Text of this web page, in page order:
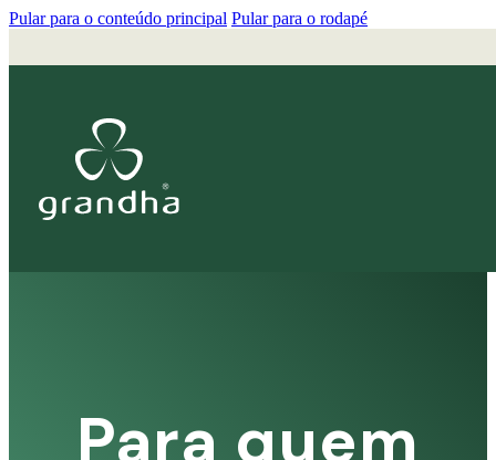
Pular para o conteúdo principal Pular para o rodapé
Para quem